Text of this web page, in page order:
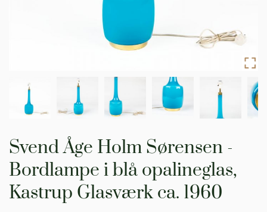
Svend Åge Holm Sørensen -
Bordlampe i blå opalineglas,
Kastrup Glasværk ca. 1960
starten
af
billedgalleriet